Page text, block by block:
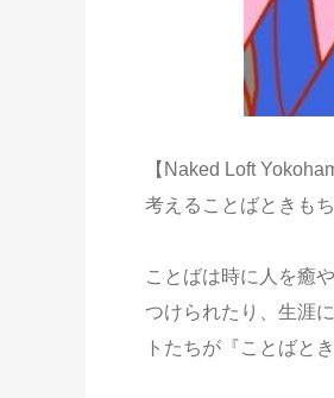
【Naked Loft
考えることばときも
ことばは時に人を癒
つけられたり、生涯
トたちが『ことばと